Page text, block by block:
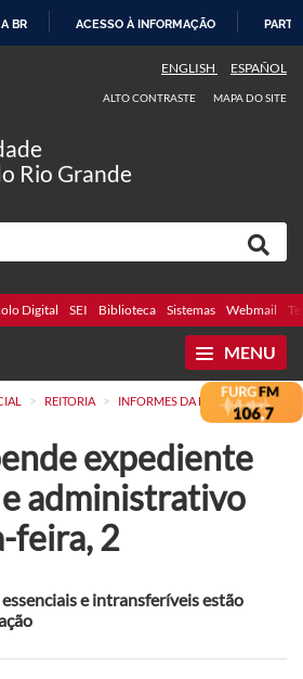
BR ACESSO À INFORMAÇÃO
ENGLISH ESPAÑOL
ALTO CONTRASTE MAPA DO SITE
Rio Grande
Digital SEI Biblioteca Sistemas Webmail
MENU
> REITORIA > INFORMES DA REITORIA
expediente
administrativo
feira, 2
e intransferíveis estão